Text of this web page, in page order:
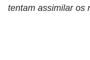
tentam assimilar os